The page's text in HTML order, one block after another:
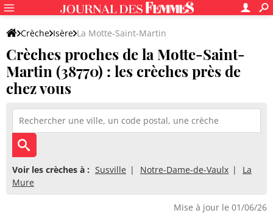
Crèche Isère La Motte-Saint-Martin
Crèches proches de la Motte-Saint-
Martin (38770) : les crèches près de
chez vous
Voir les crèches à : Susville Notre-Dame-de-Vaulx
La
Mure
Mise à jour le 01/06/26